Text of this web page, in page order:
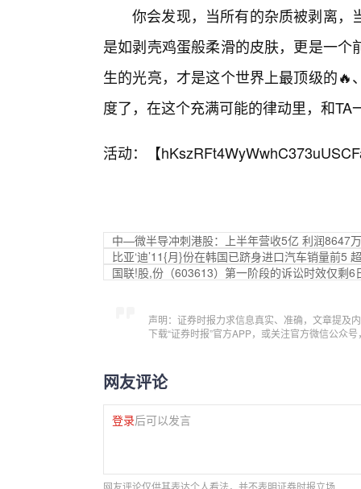
你会发现，当所有的杂质被剥离，
是如剥壳鸡蛋般柔滑的皮肤，更是一
生的光亮，才是这个世界上最顶级的
度了，在这个充满可能的律动里，和
活动：【
中—微半导冲刺港股：上半年营收5亿 利润8647
比亚‘迪’11{月}份在韩国已跻身进口汽车销量前5
国联!股,份（603613）第一阶段的诉讼时效仅剩6
声明：证券时报力求信息真实、准确，文章提及
下载“证券时报”官方APP，或关注官方微信公众
网友评论
登录后可以发言
网友评论仅供其表达个人看法，并不表明证券时报立场